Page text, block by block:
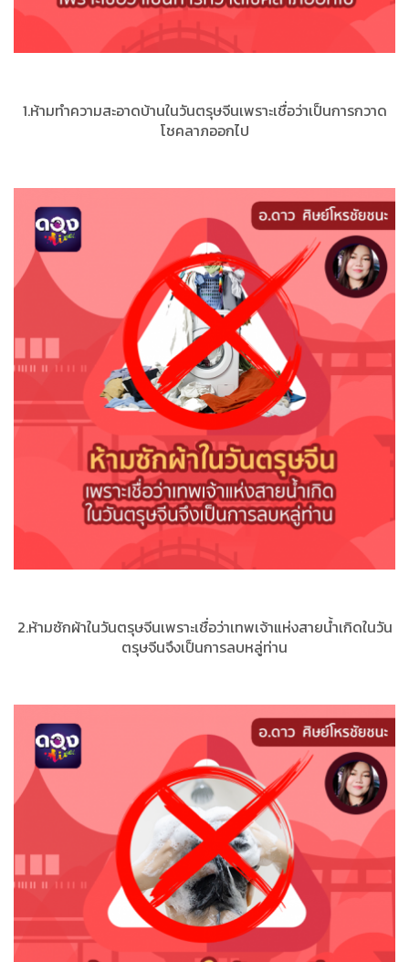
1.ห้ามทำความสะอาดบ้านในวันตรุษจีนเพราะเชื่อว่าเป็นการกวาด
โชคลาภออกไป
2.ห้ามซักผ้าในวันตรุษจีนเพราะเชื่อว่าเทพเจ้าแห่งสายน้ำเกิดในวัน
ตรุษจีนจึงเป็นการลบหลู่ท่าน